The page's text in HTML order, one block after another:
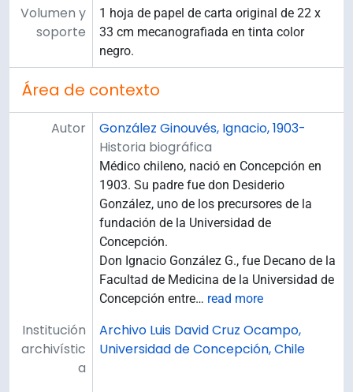
Volumen y
soporte
1 hoja de papel de carta original de 22 x
33 cm mecanografiada en tinta color
negro.
Área de contexto
Autor
González Ginouvés, Ignacio, 1903-
Historia biográfica
Médico chileno, nació en Concepción en
1903. Su padre fue don Desiderio
González, uno de los precursores de la
fundación de la Universidad de
Concepción.
Don Ignacio González G., fue Decano de la
Facultad de Medicina de la Universidad de
Concepción entre… read more
Institución
archivístic
a
Archivo Luis David Cruz Ocampo,
Universidad de Concepción, Chile